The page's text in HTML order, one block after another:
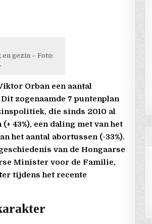
gezin – Foto:
Orban een aantal
zogenaamde 7 puntenplan
die sinds 2010 al
43%), een daling met van het
het aantal abortussen (-33%).
van de Hongaarse
Minister voor de Familie,
tijdens het recente